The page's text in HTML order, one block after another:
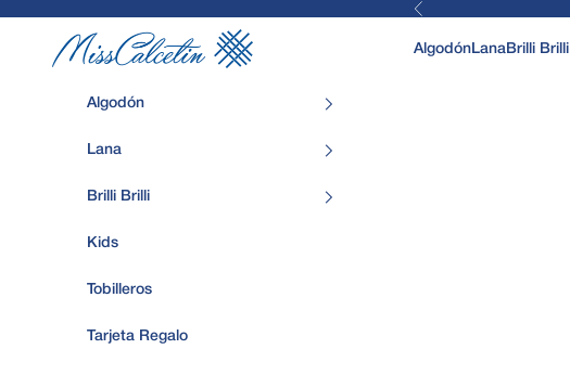
Anterior
MissCalcetin
AlgodónLanaBrilli Brilli
Algodón
Lana
Brilli Brilli
Kids
Tobilleros
Tarjeta Regalo